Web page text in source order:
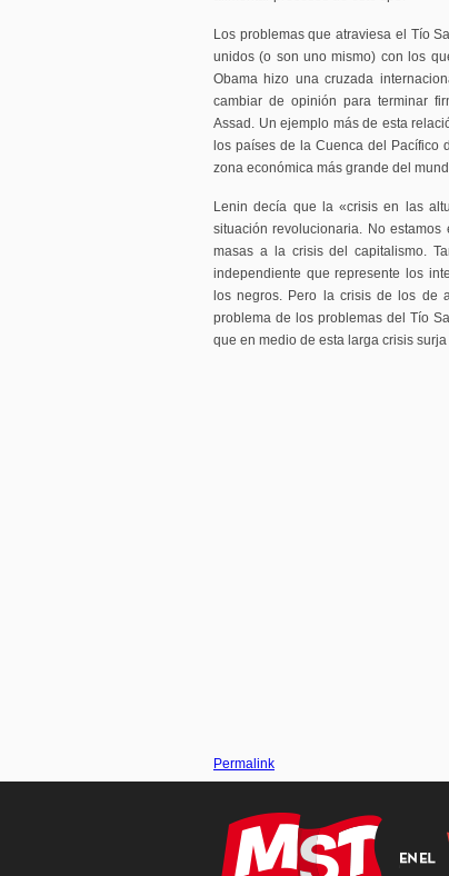
Los problemas que atraviesa el Tío
unidos (o son uno mismo) con los
Obama hizo una cruzada
cambiar de opinión para terminar
Assad. Un ejemplo más de esta
los países de la Cuenca del
zona económica más grande del
Lenin decía que la «crisis en las
situación revolucionaria. No
masas a la crisis del capitalismo.
independiente que represente los
los negros. Pero la crisis de los de
problema de los problemas del Tío
que en medio de esta larga crisis
Permalink